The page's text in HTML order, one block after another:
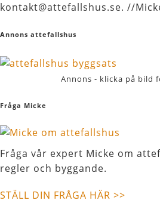
kontakt@attefallshus.se. //
Annons attefallshus
Annons - klicka på bild
Fråga Micke
Fråga vår expert Micke om
regler och byggande.
STÄLL DIN FRÅGA HÄR >>